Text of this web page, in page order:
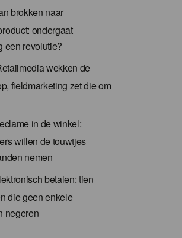
brokken naar
ondergaat
een revolutie?
wekken de
fieldmarketing zet die om
in de winkel:
willen de touwtjes
nemen
betalen: tien
die geen enkele
negeren